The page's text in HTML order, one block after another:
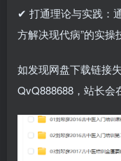
✔ 打通理论与实践：
方解决现代病”的实操
如发现网盘下载链接
QvQ888688，站长会